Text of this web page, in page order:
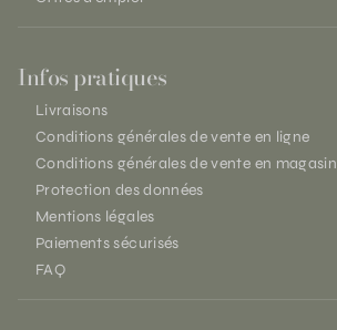
Infos pratiques
Livraisons
Conditions générales de vente en ligne
Conditions générales de vente en magasin
Protection des données
Mentions légales
Paiements sécurisés
FAQ